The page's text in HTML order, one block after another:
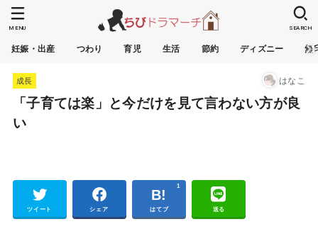
妊娠・出産 つわり 育児 生活 節約 ディズニー 無
SEARCH
MENU
成長 はなこ
「子育ては楽」と今だけを見て言わない方が良
い
ツイート シェア はてブ
1
送る